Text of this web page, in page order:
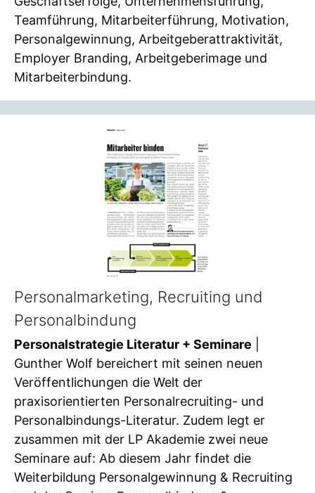
Teamführung, Mitarbeiterführung, Motivation,
Personalgewinnung, Arbeitgeberattraktivität,
Employer Branding, Arbeitgeberimage und
Mitarbeiterbindung.
Personalmarketing, Recruiting und
Personalbindung
Personalstrategie Literatur + Seminare
Gunther Wolf bereichert mit seinen neuen
Veröffentlichungen die Welt der
praxisorientierten Personalrecruiting- und
Personalbindungs-Literatur. Zudem legt er
zusammen mit der LP Akademie zwei neue
Seminare auf: Ab diesem Jahr findet die
Weiterbildung Personalgewinnung & Recruiting